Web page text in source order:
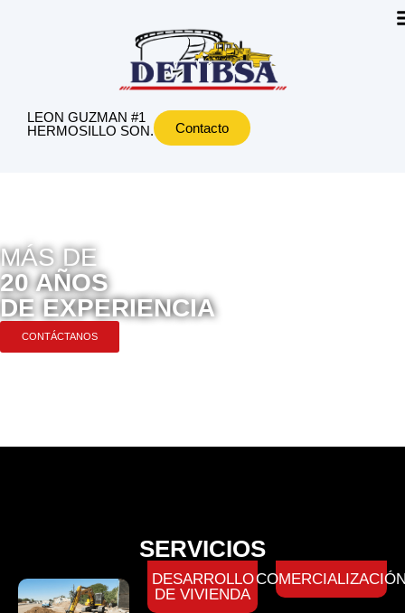
LEON GUZMAN #1
HERMOSILLO SON.
Contacto
MÁS DE
20 AÑOS
DE EXPERIENCIA
CONTÁCTANOS
SERVICIOS
DESARROLLO
DE VIVIENDA